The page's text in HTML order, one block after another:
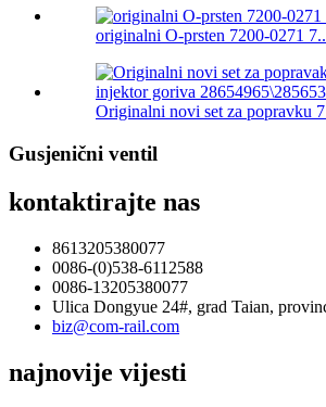
originalni O-prsten 7200-0271
Originalni novi set za popravku
Gusjenični ventil
kontaktirajte nas
8613205380077
0086-(0)538-6112588
0086-13205380077
Ulica Dongyue 24#, grad Taian,
biz@com-rail.com
najnovije vijesti